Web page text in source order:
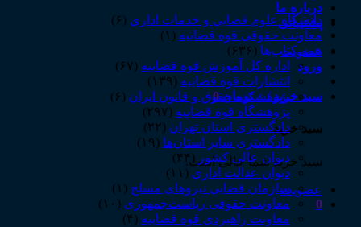
درباره ما
پشتیبانی
عضویت
ورود
سبد خرید /۰ تومان 0
سبد خرید
سبد خرید شما خالی است.
عضویت
0
دانشگاه علوم قضایی و خدمات اداری (۶)
معاونت حقوقی قوه قضاییه (۱)
همه‌ـ‌کتاب‌ها (۶۳۶)
اداره کل آموزش قوه قضاییه (۶۷)
انتشارات قوه قضاییه (۱۳۹)
پژوهشکده حقوق و قانون ایران (۶)
پژوهشگاه قوه قضاییه (۲۹۷)
دادگستری استان تهران (۲۲)
دادگستری سایر استان‌ها (۱۹)
دیوان عالی کشور (۴۴)
دیوان عدالت اداری (۱۱)
سازمان قضایی نیروهای مسلح (۱)
معاونت حقوقی ریاست‌جمهوری (۱۰)
معاونت راهبردی قوه قضاییه (۴)